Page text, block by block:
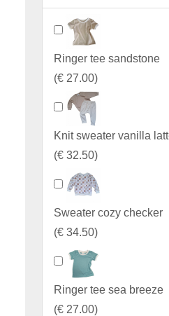
Ringer tee sandstone
(€ 27.00)
Knit sweater vanilla
(€ 32.50)
Sweater cozy checker
(€ 34.50)
Ringer tee sea breeze
(€ 27.00)